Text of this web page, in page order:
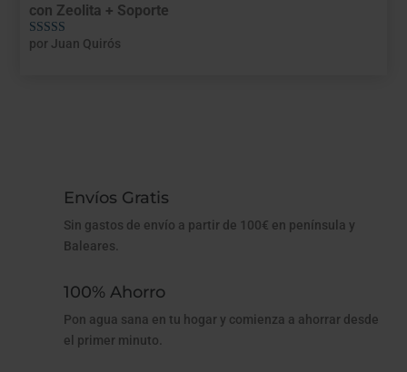
con Zeolita + Soporte
Valorado con
por Juan Quirós
Envíos Gratis
Sin gastos de envío a partir de 100€ en península y
Baleares.
100% Ahorro
Pon agua sana en tu hogar y comienza a ahorrar desde
el primer minuto.